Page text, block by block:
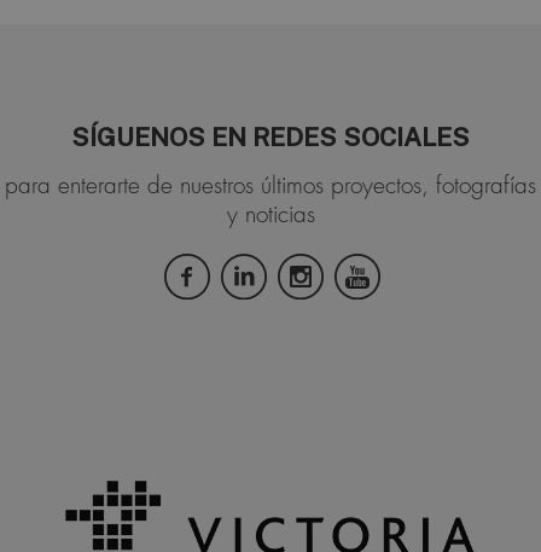
SÍGUENOS EN REDES SOCIALES
para enterarte de nuestros últimos proyectos, fotografías
y noticias